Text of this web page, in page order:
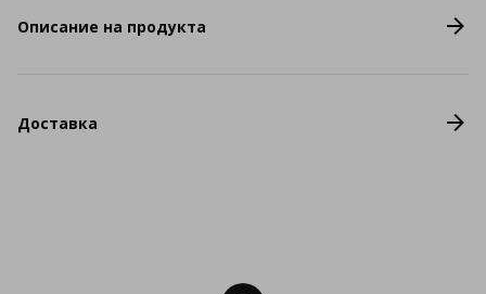
Описание на продукта
Доставка